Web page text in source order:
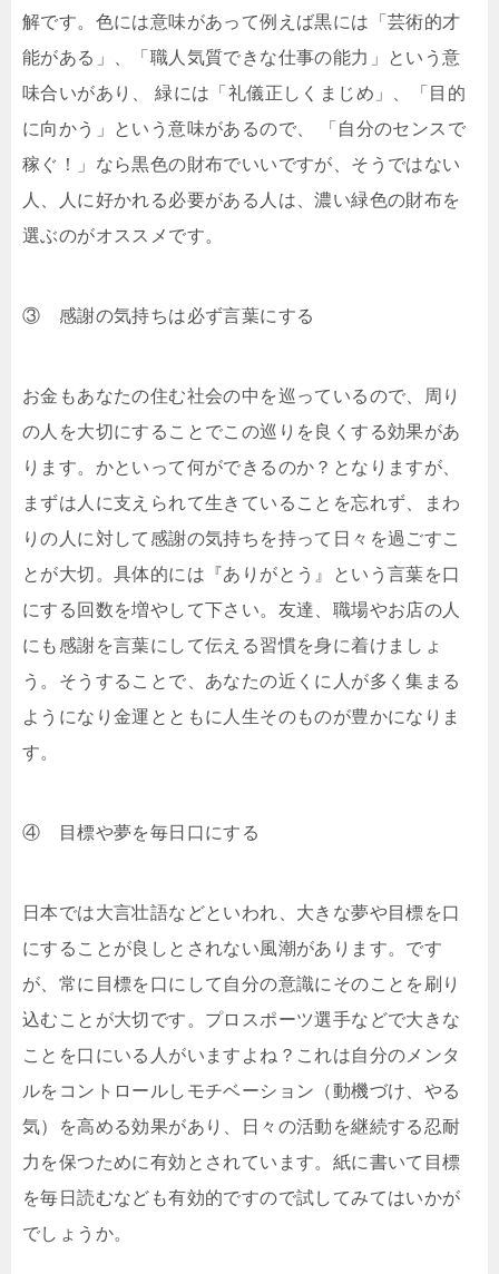
解です。色には意味があって例えば黒には「芸術的才
能がある」、「職人気質できな仕事の能力」という意
味合いがあり、 緑には「礼儀正しくまじめ」、「目的
に向かう」という意味があるので、 「自分のセンスで
稼ぐ！」なら黒色の財布でいいですが、そうではない
人、人に好かれる必要がある人は、濃い緑色の財布を
選ぶのがオススメです。
③ 感謝の気持ちは必ず言葉にする
お金もあなたの住む社会の中を巡っているので、周り
の人を大切にすることでこの巡りを良くする効果があ
ります。かといって何ができるのか？となりますが、
まずは人に支えられて生きていることを忘れず、まわ
りの人に対して感謝の気持ちを持って日々を過ごすこ
とが大切。具体的には『ありがとう』という言葉を口
にする回数を増やして下さい。友達、職場やお店の人
にも感謝を言葉にして伝える習慣を身に着けましょ
う。そうすることで、あなたの近くに人が多く集まる
ようになり金運とともに人生そのものが豊かになりま
す。
④ 目標や夢を毎日口にする
日本では大言壮語などといわれ、大きな夢や目標を口
にすることが良しとされない風潮があります。です
が、常に目標を口にして自分の意識にそのことを刷り
込むことが大切です。プロスポーツ選手などで大きな
ことを口にいる人がいますよね？これは自分のメンタ
ルをコントロールしモチベーション（動機づけ、やる
気）を高める効果があり、日々の活動を継続する忍耐
力を保つために有効とされています。紙に書いて目標
を毎日読むなども有効的ですので試してみてはいかが
でしょうか。